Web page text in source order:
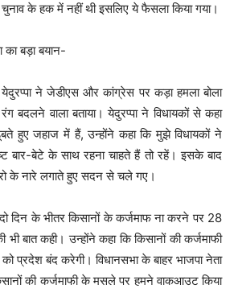
चुनाव के हक में नहीं थी इसलिए ये फैसला किया गया।
बड़ा बयान-
ने जेडीएस और कांग्रेस पर कड़ा हमला बोला
वाला बताया। येदुरप्पा ने विधायकों से कहा
हुए जहाज में हैं, उन्होंने कहा कि मुझे विधायकों ने
बार-बेटे के साथ रहना चाहते हैं तो रहें। इसके बाद
के नारे लगाते हुए सदन से चले गए।
दो दिन के भीतर किसानों के कर्जमाफ ना करने पर 28
बात कही। उन्होंने कहा कि किसानों की कर्जमाफी
प्रदेश बंद करेगी। विधानसभा के बाहर भाजपा नेता
की कर्जमाफी के मसले पर हमने वाकआउट किया